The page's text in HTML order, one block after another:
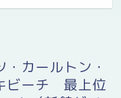
・カールトン・
ビーチ 最上位